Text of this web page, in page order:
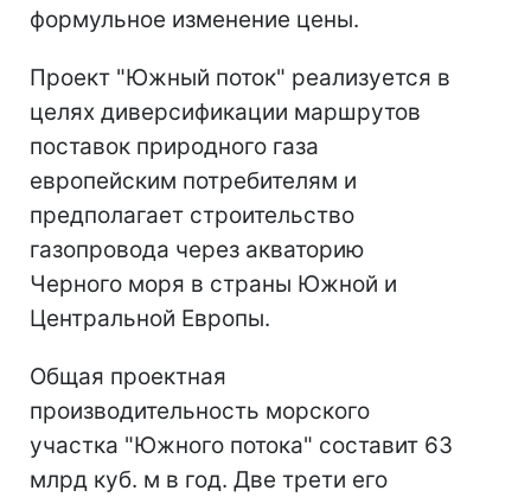
формульное изменение цены.
Проект "Южный поток" реализуется в
целях диверсификации маршрутов
поставок природного газа
европейским потребителям и
предполагает строительство
газопровода через акваторию
Черного моря в страны Южной и
Центральной Европы.
Общая проектная
производительность морского
участка "Южного потока" составит 63
млрд куб. м в год. Две трети его